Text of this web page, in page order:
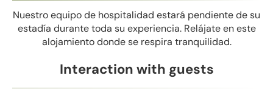
Nuestro equipo de hospitalidad estará pendiente de su
estadía durante toda su experiencia. Relájate en este
alojamiento donde se respira tranquilidad.
Interaction with guests